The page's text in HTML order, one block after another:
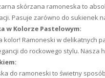
skórzana ramoneska to
Pasuje zarówno do sukienek
w Kolorze Pastelowym:
kolor! Ramoneski w delikatnych
do rockowego stylu. Nasza
do ramoneski to świetny